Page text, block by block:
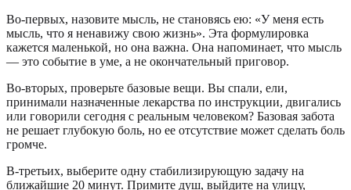
Во-первых, назовите мысль, не становясь ею: «У меня есть
мысль, что я ненавижу свою жизнь». Эта формулировка
кажется маленькой, но она важна. Она напоминает, что мысль
— это событие в уме, а не окончательный приговор.
Во-вторых, проверьте базовые вещи. Вы спали, ели,
принимали назначенные лекарства по инструкции, двигались
или говорили сегодня с реальным человеком? Базовая забота
не решает глубокую боль, но ее отсутствие может сделать боль
громче.
В-третьих, выберите одну стабилизирующую задачу на
ближайшие 20 минут. Примите душ, выйдите на улицу,